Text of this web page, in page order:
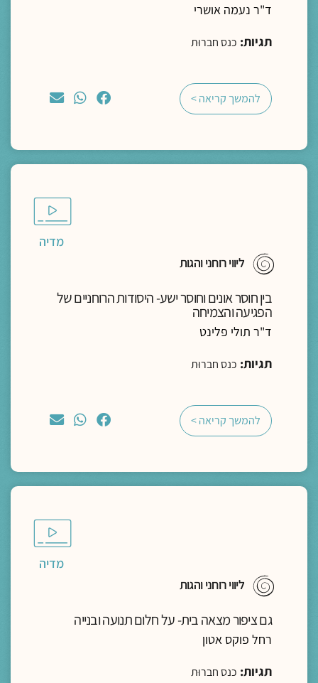
ד"ר נעמה אושרי
תגיות: כנס חברוּת
להמשך קריאה >
מדיה
ליווי רוחני והגות
בין חוסר אונים וחוסר ישע- היסודות הרוחניים של
הפגיעה והצמיחה
ד"ר תולי פלינט
תגיות: כנס חברוּת
להמשך קריאה >
מדיה
ליווי רוחני והגות
גם ציפור מצאה בית- על חלום תנועה ובנייה
רחל פוקס אטון
תגיות: כנס חברוּת